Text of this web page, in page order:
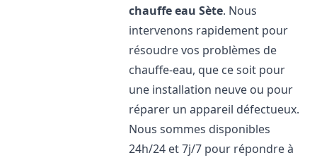
chauffe eau Sète. Nous
intervenons rapidement pour
résoudre vos problèmes de
chauffe-eau, que ce soit pour
une installation neuve ou pour
réparer un appareil défectueux.
Nous sommes disponibles
24h/24 et 7j/7 pour répondre à